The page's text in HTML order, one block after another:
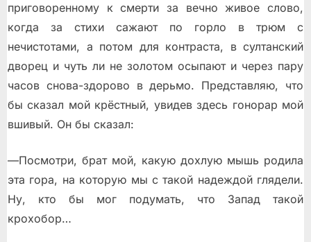
приговоренному к смерти за вечно живое слово,
когда за стихи сажают по горло в трюм с
нечистотами, а потом для контраста, в султанский
дворец и чуть ли не золотом осыпают и через пару
часов снова-здорово в дерьмо. Представляю, что
бы сказал мой крёстный, увидев здесь гонорар мой
вшивый. Он бы сказал:
—Посмотри, брат мой, какую дохлую мышь родила
эта гора, на которую мы с такой надеждой глядели.
Ну, кто бы мог подумать, что Запад такой
крохобор…